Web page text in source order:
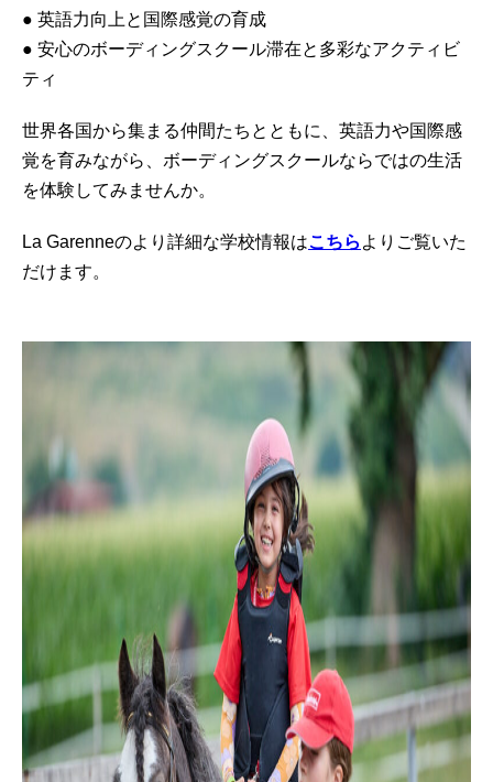
● 英語力向上と国際感覚の育成
● 安心のボーディングスクール滞在と多彩なアクティビ
ティ
世界各国から集まる仲間たちとともに、英語力や国際感
覚を育みながら、ボーディングスクールならではの生活
を体験してみませんか。
La Garenneのより詳細な学校情報はこちら よりご覧いた
だけます。